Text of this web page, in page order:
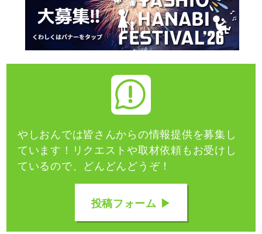
やしおんでは皆さんからの情報提供を募集し
ています！ リクエストや取材依頼もお受けし
ているので、どんどんどうぞ！
投稿フォーム ▶